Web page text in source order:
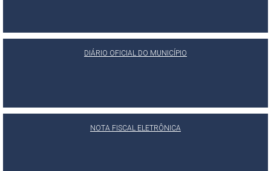
DIÁRIO OFICIAL DO MUNICÍPIO
NOTA FISCAL ELETRÔNICA